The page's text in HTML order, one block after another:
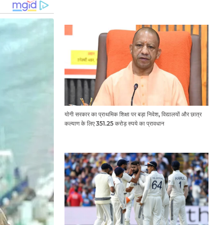
योगी सरकार का प्राथमिक शिक्षा पर बड़ा निवेश, विद्यालयों और छात्र
कल्याण के लिए 351.25 करोड़ रुपये का प्रावधान